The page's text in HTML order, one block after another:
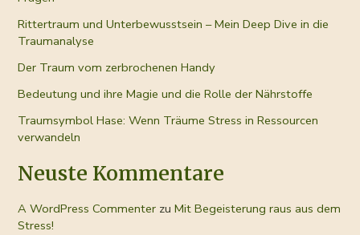
Rittertraum und Unterbewusstsein – Mein Deep Dive in die
Traumanalyse
Der Traum vom zerbrochenen Handy
Bedeutung und ihre Magie und die Rolle der Nährstoffe
Traumsymbol Hase: Wenn Träume Stress in Ressourcen
verwandeln
Neuste Kommentare
A WordPress Commenter zuMit Begeisterung raus aus dem
Stress!